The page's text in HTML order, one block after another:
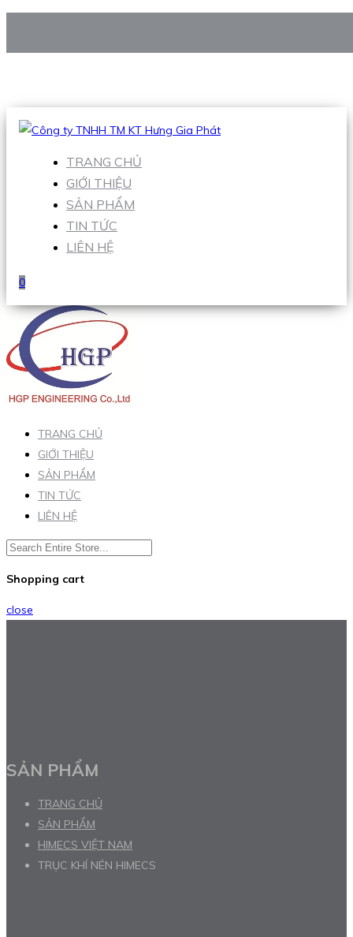
Hotline:0938 906 663
TRANG CHỦ
GIỚI THIỆU
SẢN PHẨM
TIN TỨC
LIÊN HỆ
0
TRANG CHỦ
GIỚI THIỆU
SẢN PHẨM
TIN TỨC
LIÊN HỆ
Shopping cart
close
SẢN PHẨM
TRANG CHỦ
SẢN PHẨM
HIMECS VIỆT NAM
TRỤC KHÍ NÉN HIMECS